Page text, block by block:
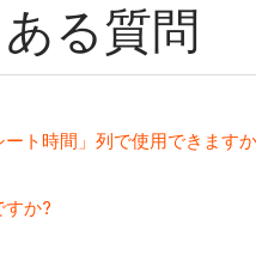
る質問
ト時間」列で使用できます
か?